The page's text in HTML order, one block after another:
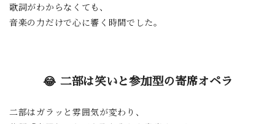
歌詞がわからなくても、
音楽の力だけで心に響く時間でした。
😂 二部は笑いと参加型の寄席オペラ
二部はガラッと雰囲気が変わり、